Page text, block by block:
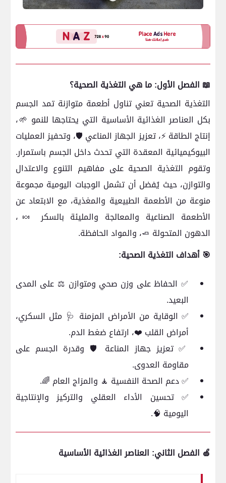
📖 الفصل الأول: ما هي التغذية الصحية؟
التغذية الصحية تعني تناول أطعمة متوازنة تمد الجسم
بكل العناصر الغذائية الأساسية التي يحتاجها للنمو 🌱،
إنتاج الطاقة ⚡، تعزيز الجهاز المناعي 🛡️، وتحفيز العمليات
البيوكيميائية المعقدة التي تحدث داخل الجسم باستمرار.
وتقوم التغذية الصحية على مفاهيم التنوع والاعتدال
والتوازن، حيث يُفضل أن تشمل الوجبات اليومية مجموعة
منوعة من الأطعمة الطبيعية والمغذية، مع الابتعاد عن
الأطعمة الصناعية والمعالجة والمليئة بالسكر 🍬،
الدهون المتحولة 🧈، والمواد الحافظة.
🎯 أهداف التغذية الصحية:
✅ الحفاظ على وزن صحي ومتوازن ⚖️ على المدى
البعيد.
✅ الوقاية من الأمراض المزمنة 🩺 مثل السكري،
أمراض القلب ❤️، ارتفاع ضغط الدم.
✅ تعزيز جهاز المناعة 🛡️ وقدرة الجسم على
مقاومة العدوى.
✅ دعم الصحة النفسية 🧘 والمزاج العام 🌈.
✅ تحسين الأداء العقلي والتركيز والإنتاجية
اليومية 🧠.
🍏 الفصل الثاني: العناصر الغذائية الأساسية